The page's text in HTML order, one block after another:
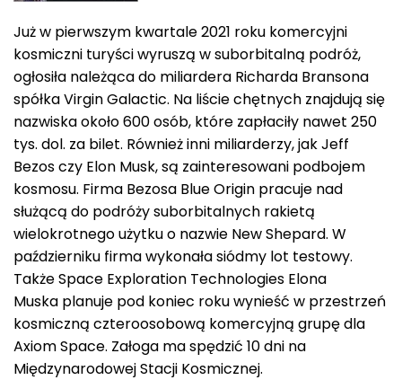
Już w pierwszym kwartale 2021 roku komercyjni
kosmiczni turyści wyruszą w suborbitalną podróż,
ogłosiła należąca do miliardera Richarda Bransona
spółka Virgin Galactic. Na liście chętnych znajdują się
nazwiska około 600 osób, które zapłaciły nawet 250
tys. dol. za bilet. Również inni miliarderzy, jak Jeff
Bezos czy Elon Musk, są zainteresowani podbojem
kosmosu. Firma Bezosa Blue Origin pracuje nad
służącą do podróży suborbitalnych rakietą
wielokrotnego użytku o nazwie New Shepard. W
październiku firma wykonała siódmy lot testowy.
Także Space Exploration Technologies Elona
Muska planuje pod koniec roku wynieść w przestrzeń
kosmiczną czteroosobową komercyjną grupę dla
Axiom Space. Załoga ma spędzić 10 dni na
Międzynarodowej Stacji Kosmicznej.